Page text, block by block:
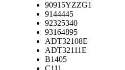
90915YZZG1
9144445
92325340
93164895
ADT32108E
ADT32111E
B1405
C111